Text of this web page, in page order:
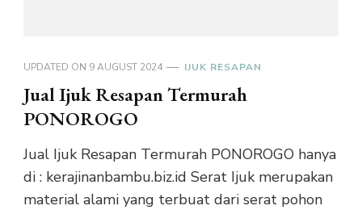
UPDATED ON 9 AUGUST 2024 IJUK RESAPAN
Jual Ijuk Resapan Termurah
PONOROGO
Jual Ijuk Resapan Termurah PONOROGO hanya
di : kerajinanbambu.biz.id Serat Ijuk merupakan
material alami yang terbuat dari serat pohon